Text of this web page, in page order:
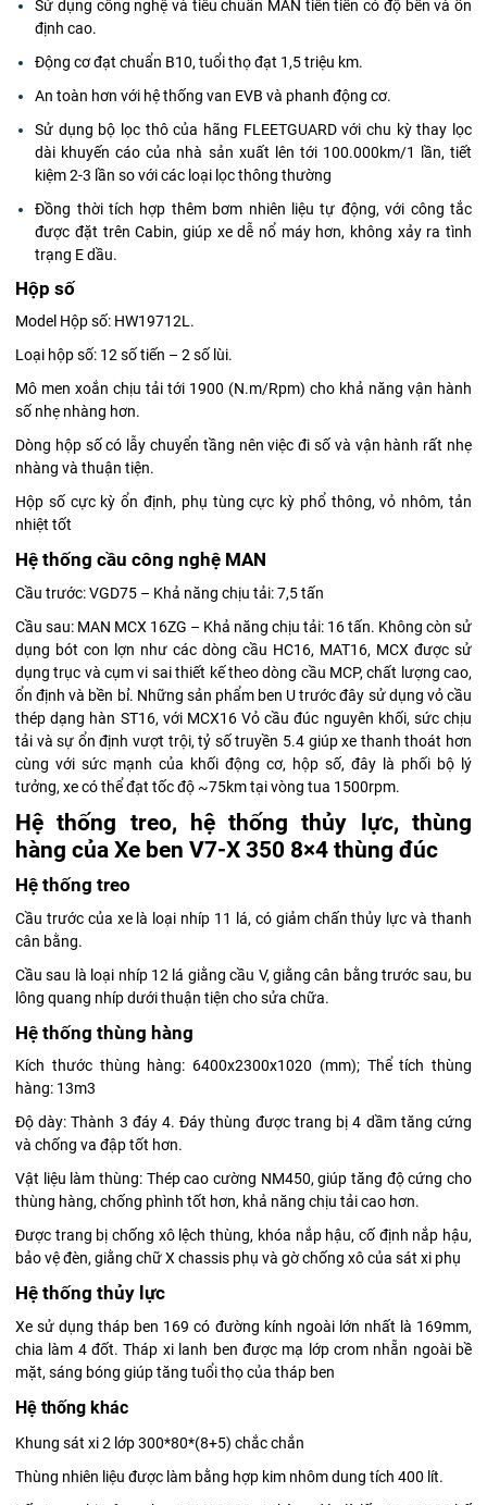
Sử dụng công nghệ và tiêu chuẩn MAN tiên tiến có độ bền và ổn
định cao.
Động cơ đạt chuẩn B10, tuổi thọ đạt 1,5 triệu km.
An toàn hơn với hệ thống van EVB và phanh động cơ.
Sử dụng bộ lọc thô của hãng FLEETGUARD với chu kỳ thay lọc
dài khuyến cáo của nhà sản xuất lên tới 100.000km/1 lần, tiết
kiệm 2-3 lần so với các loại lọc thông thường
Đồng thời tích hợp thêm bơm nhiên liệu tự động, với công tắc
được đặt trên Cabin, giúp xe dễ nổ máy hơn, không xảy ra tình
trạng E dầu.
Hộp số
Model Hộp số: HW19712L.
Loại hộp số: 12 số tiến – 2 số lùi.
Mô men xoắn chịu tải tới 1900 (N.m/Rpm) cho khả năng vận hành
số nhẹ nhàng hơn.
Dòng hộp số có lẫy chuyển tầng nên việc đi số và vận hành rất nhẹ
nhàng và thuận tiện.
Hộp số cực kỳ ổn định, phụ tùng cực kỳ phổ thông, vỏ nhôm, tản
nhiệt tốt
Hệ thống cầu công nghệ MAN
Cầu trước: VGD75 – Khả năng chịu tải: 7,5 tấn
Cầu sau: MAN MCX 16ZG – Khả năng chịu tải: 16 tấn. Không còn sử
dụng bót con lợn như các dòng cầu HC16, MAT16, MCX được sử
dụng trục và cụm vi sai thiết kế theo dòng cầu MCP, chất lượng cao,
ổn định và bền bỉ. Những sản phẩm ben U trước đây sử dụng vỏ cầu
thép dạng hàn ST16, với MCX16 Vỏ cầu đúc nguyên khối, sức chịu
tải và sự ổn định vượt trội, tỷ số truyền 5.4 giúp xe thanh thoát hơn
cùng với sức mạnh của khối động cơ, hộp số, đây là phối bộ lý
tưởng, xe có thể đạt tốc độ ~75km tại vòng tua 1500rpm.
Hệ thống treo, hệ thống thủy lực, thùng
hàng của Xe ben V7-X 350 8×4 thùng đúc
Hệ thống treo
Cầu trước của xe là loại nhíp 11 lá, có giảm chấn thủy lực và thanh
cân bằng.
Cầu sau là loại nhíp 12 lá giằng cầu V, giằng cân bằng trước sau, bu
lông quang nhíp dưới thuận tiện cho sửa chữa.
Hệ thống thùng hàng
Kích thước thùng hàng: 6400x2300x1020 (mm); Thể tích thùng
hàng: 13m3
Độ dày: Thành 3 đáy 4. Đáy thùng được trang bị 4 dầm tăng cứng
và chống va đập tốt hơn.
Vật liệu làm thùng: Thép cao cường NM450, giúp tăng độ cứng cho
thùng hàng, chống phình tốt hơn, khả năng chịu tải cao hơn.
Được trang bị chống xô lệch thùng, khóa nắp hậu, cố định nắp hậu,
bảo vệ đèn, giằng chữ X chassis phụ và gờ chống xô của sát xi phụ
Hệ thống thủy lực
Xe sử dụng tháp ben 169 có đường kính ngoài lớn nhất là 169mm,
chia làm 4 đốt. Tháp xi lanh ben được mạ lớp crom nhẵn ngoài bề
mặt, sáng bóng giúp tăng tuổi thọ của tháp ben
Hệ thống khác
Khung sát xi 2 lớp 300*80*(8+5) chắc chắn
Thùng nhiên liệu được làm bằng hợp kim nhôm dung tích 400 lít.